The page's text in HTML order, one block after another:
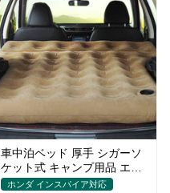
車中泊ベッド 厚手 シガーソ
ケット式 キャンプ用品 エア
ーベッド 収納袋付き 普通車
ホンダ インスパイア対応